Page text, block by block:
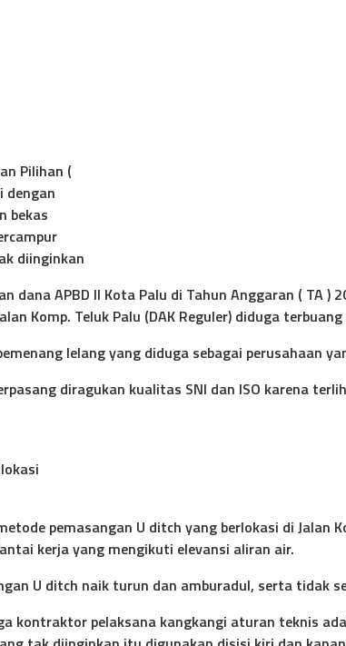
Pilihan (
dengan
bekas
diinginkan
dana APBD ll Kota Palu di Tahun Anggaran ( TA
Komp. Teluk Palu (DAK Reguler) diduga
lelang yang diduga sebagai perusahaan
diragukan kualitas SNI dan ISO karena
pemasangan U ditch yang berlokasi di
kerja yang mengikuti elevansi aliran air.
U ditch naik turun dan amburadul, serta tidak
kontraktor pelaksana kangkangi aturan teknis